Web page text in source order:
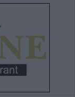
8) σε